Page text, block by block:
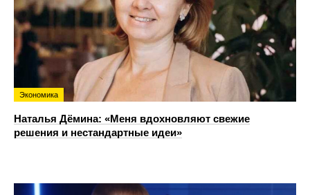
Экономика
Наталья Дёмина: «Меня вдохновляют свежие
решения и нестандартные идеи»